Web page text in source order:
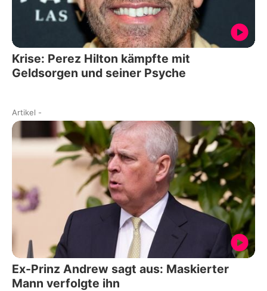
Krise: Perez Hilton kämpfte mit
Geldsorgen und seiner Psyche
Artikel -
Ex-Prinz Andrew sagt aus: Maskierter
Mann verfolgte ihn